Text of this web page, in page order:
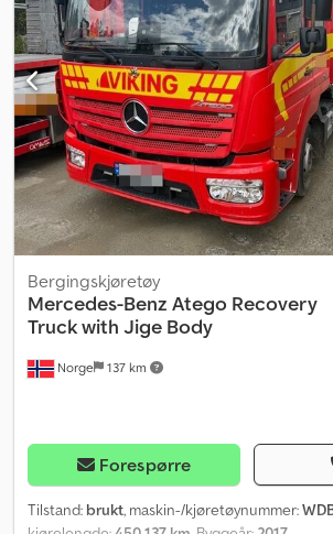
Norge 137 km
Bergingskjøretøy
Mercedes-Benz Atego Recovery
Truck with Jige Body
Forespørre
Tilstand: brukt, maskin-/kjøretøynummer: